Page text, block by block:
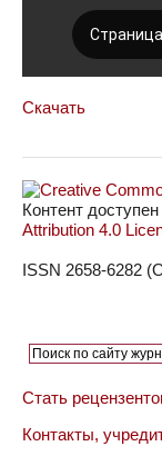
Скачать
Контент
Attribution 4.0
ISSN 2658-6282
Стать
Контакты,